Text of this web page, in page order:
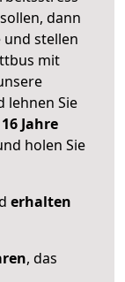
dann
stellen
mit
lehnen Sie
Jahre
holen Sie
erhalten
, das